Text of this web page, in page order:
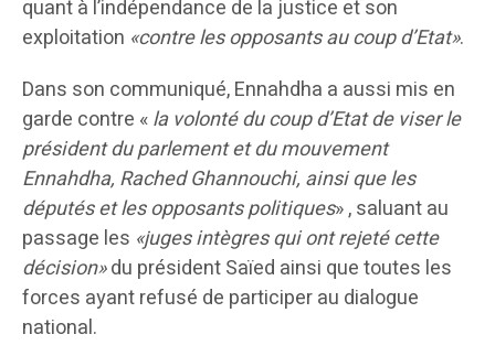
quant à l’indépendance de la justice et son
exploitation «contre les opposants au coup d’Etat».
Dans son communiqué, Ennahdha a aussi mis en
garde contre «la volonté du coup d’Etat de viser le
président du parlement et du mouvement
Ennahdha, Rached Ghannouchi, ainsi que les
députés et les opposants politiques» , saluant au
passage les «juges intègres qui ont rejeté cette
décision»du président Saïed ainsi que toutes les
forces ayant refusé de participer au dialogue
national.